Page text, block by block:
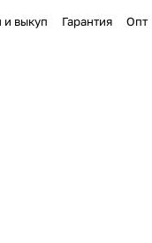
и выкуп Гарантия Опт